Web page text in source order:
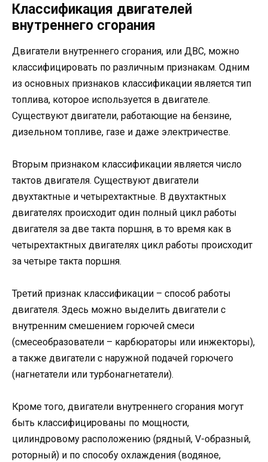
Классификация двигателей
внутреннего сгорания
Двигатели внутреннего сгорания, или ДВС, можно
классифицировать по различным признакам. Одним
из основных признаков классификации является тип
топлива, которое используется в двигателе.
Существуют двигатели, работающие на бензине,
дизельном топливе, газе и даже электричестве.
Вторым признаком классификации является число
тактов двигателя. Существуют двигатели
двухтактные и четырехтактные. В двухтактных
двигателях происходит один полный цикл работы
двигателя за две такта поршня, в то время как в
четырехтактных двигателях цикл работы происходит
за четыре такта поршня.
Третий признак классификации – способ работы
двигателя. Здесь можно выделить двигатели с
внутренним смешением горючей смеси
(смесеобразователи – карбюраторы или инжекторы),
а также двигатели с наружной подачей горючего
(нагнетатели или турбонагнетатели).
Кроме того, двигатели внутреннего сгорания могут
быть классифицированы по мощности,
цилиндровому расположению (рядный, V-образный,
роторный) и по способу охлаждения (водяное,